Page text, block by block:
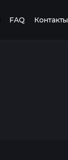
FAQ Контакты